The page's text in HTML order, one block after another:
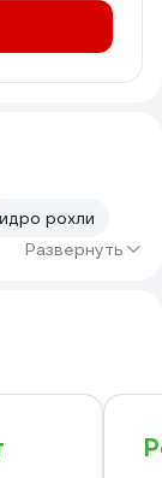
рохли
Развернуть